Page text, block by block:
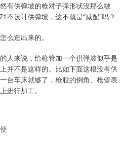
有供弹坡的枪对子弹形状没那么敏
不设计供弹坡，这不就是“减配”吗？
么造出来的。
人来说，给枪管加一个供弹坡似乎是
并不是这样的。比如下面这根没有供
台车床就够了，枪膛的倒角、枪管表
进行加工。